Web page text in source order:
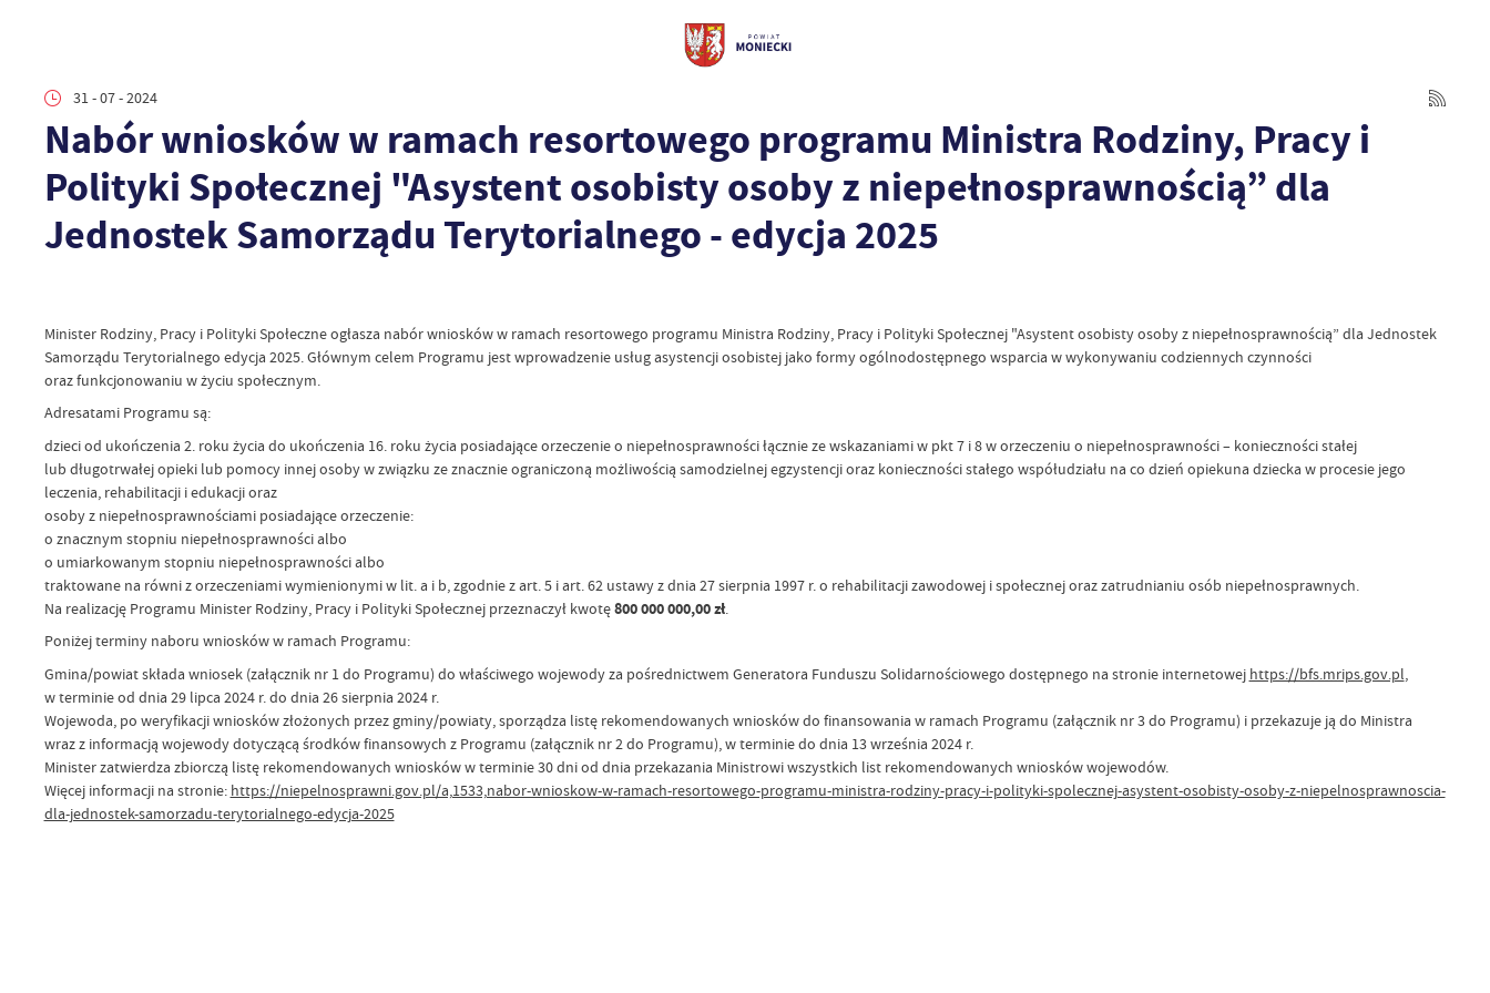
31 - 07 - 2024
Nabór wniosków w ramach resortowego programu Ministra Rodziny, Pracy i
Polityki Społecznej "Asystent osobisty osoby z niepełnosprawnością” dla
Jednostek Samorządu Terytorialnego - edycja 2025
Minister Rodziny, Pracy i Polityki Społeczne ogłasza nabór wniosków w ramach resortowego programu Ministra Rodziny, Pracy i Polityki Społecznej "Asystent osobisty osoby z niepełnosprawnością” dla Jednostek
Samorządu Terytorialnego edycja 2025. Głównym celem Programu jest wprowadzenie usług asystencji osobistej jako formy ogólnodostępnego wsparcia w wykonywaniu codziennych czynności
oraz funkcjonowaniu w życiu społecznym.
Adresatami Programu są:
dzieci od ukończenia 2. roku życia do ukończenia 16. roku życia posiadające orzeczenie o niepełnosprawności łącznie ze wskazaniami w pkt 7 i 8 w orzeczeniu o niepełnosprawności – konieczności stałej
lub długotrwałej opieki lub pomocy innej osoby w związku ze znacznie ograniczoną możliwością samodzielnej egzystencji oraz konieczności stałego współudziału na co dzień opiekuna dziecka w procesie jego
leczenia, rehabilitacji i edukacji oraz
osoby z niepełnosprawnościami posiadające orzeczenie:
o znacznym stopniu niepełnosprawności albo
o umiarkowanym stopniu niepełnosprawności albo
traktowane na równi z orzeczeniami wymienionymi w lit. a i b, zgodnie z art. 5 i art. 62 ustawy z dnia 27 sierpnia 1997 r. o rehabilitacji zawodowej i społecznej oraz zatrudnianiu osób niepełnosprawnych.
Na realizację Programu Minister Rodziny, Pracy i Polityki Społecznej przeznaczył kwotę800 000 000,00 zł.
Poniżej terminy naboru wniosków w ramach Programu:
Gmina/powiat składa wniosek (załącznik nr 1 do Programu) do właściwego wojewody za pośrednictwem Generatora Funduszu Solidarnościowego dostępnego na stronie internetowej https://bfs.mrips.gov.pl
w terminie od dnia 29 lipca 2024 r. do dnia 26 sierpnia 2024 r.
Wojewoda, po weryfikacji wniosków złożonych przez gminy/powiaty, sporządza listę rekomendowanych wniosków do finansowania w ramach Programu (załącznik nr 3 do Programu) i przekazuje ją do Ministra
wraz z informacją wojewody dotyczącą środków finansowych z Programu (załącznik nr 2 do Programu), w terminie do dnia 13 września 2024 r.
Minister zatwierdza zbiorczą listę rekomendowanych wniosków w terminie 30 dni od dnia przekazania Ministrowi wszystkich list rekomendowanych wniosków wojewodów.
Więcej informacji na stronie: https://niepelnosprawni.gov.pl/a,1533,nabor-wnioskow-w-ramach-resortowego-programu-ministra-rodziny-pracy-i-polityki-spolecznej-asystent-osobisty-osoby-z-niepelnosprawnoscia-
dla-jednostek-samorzadu-terytorialnego-edycja-2025